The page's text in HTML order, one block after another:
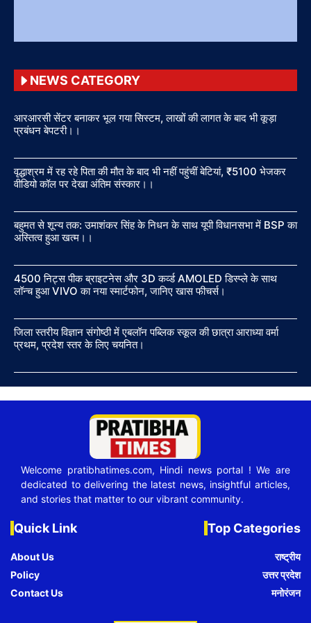
NEWS CATEGORY
आरआरसी सेंटर बनाकर भूल गया सिस्टम, लाखों की लागत के बाद भी कूड़ा
प्रबंधन बेपटरी।।
वृद्धाश्रम में रह रहे पिता की मौत के बाद भी नहीं पहुंचीं बेटियां, ₹5100 भेजकर
वीडियो कॉल पर देखा अंतिम संस्कार।।
बहुमत से शून्य तक: उमाशंकर सिंह के निधन के साथ यूपी विधानसभा में BSP का
अस्तित्व हुआ खत्म।।
4500 निट्स पीक ब्राइटनेस और 3D कर्व्ड AMOLED डिस्प्ले के साथ
लॉन्च हुआ VIVO का नया स्मार्टफोन, जानिए खास फीचर्स।
जिला स्तरीय विज्ञान संगोष्ठी में एबलॉन पब्लिक स्कूल की छात्रा आराध्या वर्मा
प्रथम, प्रदेश स्तर के लिए चयनित।
Welcome pratibhatimes.com, Hindi news portal ! We are
dedicated to delivering the latest news, insightful articles,
and stories that matter to our vibrant community.
Quick Link
About Us
Policy
Contact Us
Top Categories
राष्ट्रीय
उत्तर प्रदेश
मनोरंजन